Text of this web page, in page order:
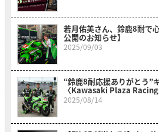
若月佑美さん、鈴鹿8耐で
公開のお知らせ】
2025/09/03
“鈴鹿8耐応援ありがとう”
〈Kawasaki Plaza Racing
2025/08/14